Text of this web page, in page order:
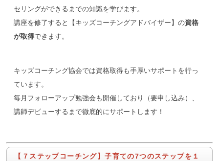
セリングができるまでの知識を学びます。
講座を修了すると【キッズコーチングアドバイザー】の資格
が取得できます。
キッズコーチング協会では資格取得も手厚いサポートを行っ
ています。
毎月フォローアップ勉強会も開催しており（要申し込み）、
講師デビューするまで徹底的にサポートします！
【７ステップコーチング】子育ての7つのステップを１